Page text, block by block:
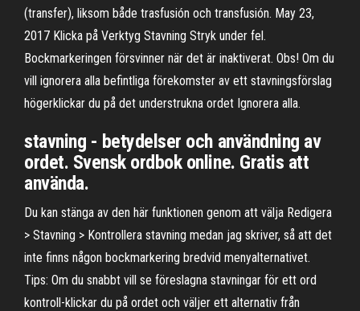
(transfer), liksom både trasfusión och transfusión. May 23,
2017 Klicka på Verktyg Stavning Stryk under fel.
Bockmarkeringen försvinner när det är inaktiverat. Obs! Om du
vill ignorera alla befintliga förekomster av ett stavningsförslag
högerklickar du på det understrukna ordet Ignorera alla.
stavning - betydelser och användning av
ordet. Svensk ordbok online. Gratis att
använda.
Du kan stänga av den här funktionen genom att välja Redigera
> Stavning > Kontrollera stavning medan jag skriver, så att det
inte finns någon bockmarkering bredvid menyalternativet.
Tips: Om du snabbt vill se föreslagna stavningar för ett ord
kontroll-klickar du på ordet och väljer ett alternativ från